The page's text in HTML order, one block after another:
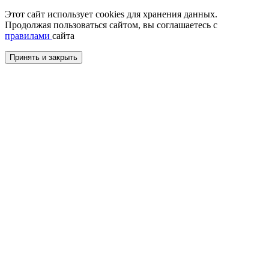
Этот сайт использует cookies для хранения данных.
Продолжая пользоваться сайтом, вы соглашаетесь с
правилами сайта
Принять и закрыть